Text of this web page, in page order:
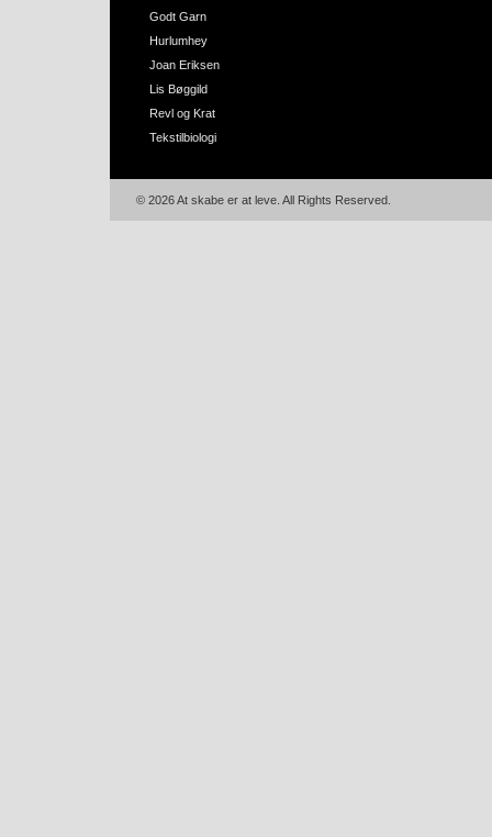
Godt Garn
Hurlumhey
Joan Eriksen
Lis Bøggild
Revl og Krat
Tekstilbiologi
© 2026 At skabe er at leve. All Rights Reserved.